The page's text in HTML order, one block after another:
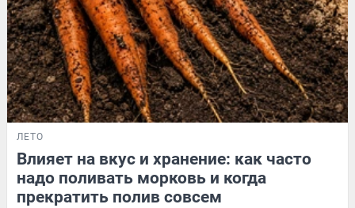
ЛЕТО
Влияет на вкус и хранение: как часто
надо поливать морковь и когда
прекратить полив совсем